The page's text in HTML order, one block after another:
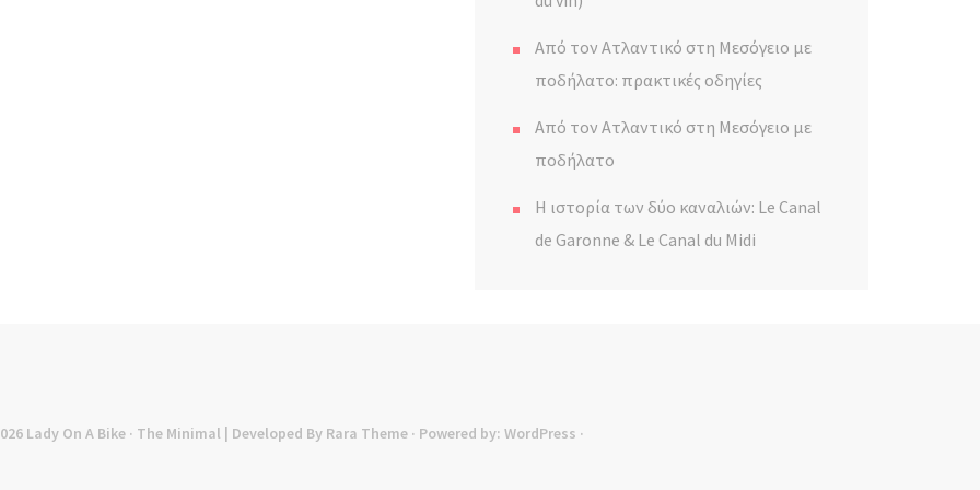
Από τον Ατλαντικό στη Μεσόγειο με
ποδήλατο: πρακτικές οδηγίες
Από τον Ατλαντικό στη Μεσόγειο με
ποδήλατο
Η ιστορία των δύο καναλιών: Le Canal
de Garonne & Le Canal du Midi
Lady On A Bike · The Minimal | Developed By Rara Theme · Powered by: WordPress ·